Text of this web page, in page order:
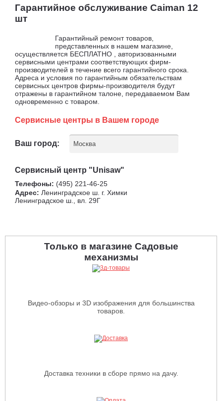
Гарантийное обслуживание Caiman 12
шт
Гарантийный ремонт товаров,
представленных в нашем магазине,
осуществляется БЕСПЛАТНО , авторизованными
сервисными центрами соответствующих фирм-
производителей в течение всего гарантийного срока.
Адреса и условия по гарантийным обязательствам
сервисных центров фирмы-производителя будут
отражены в гарантийном талоне, передаваемом Вам
одновременно с товаром.
Сервисные центры в Вашем городе
Ваш город: Москва
Сервисный центр "Unisaw"
Телефоны: (495) 221-46-25
Адрес: Ленинградское ш. г. Химки
Ленинградское ш., вл. 29Г
Только в магазине Садовые
механизмы
Видео-обзоры и 3D изображения для большинства
товаров.
Доставка техники в сборе прямо на дачу.